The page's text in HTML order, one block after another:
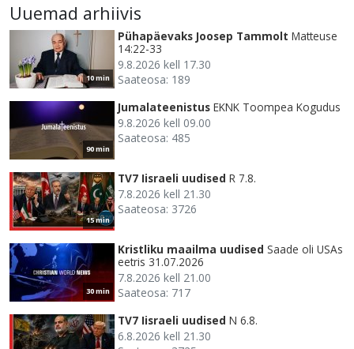
Uuemad arhiivis
10 min
Pühapäevaks Joosep Tammolt Matteuse
14:22-33
9.8.2026 kell 17.30
Saateosa: 189
90 min
Jumalateenistus EKNK Toompea Kogudus
9.8.2026 kell 09.00
Saateosa: 485
15 min
TV7 Iisraeli uudised R 7.8.
7.8.2026 kell 21.30
Saateosa: 3726
30 min
Kristliku maailma uudised Saade oli USAs
eetris 31.07.2026
7.8.2026 kell 21.00
Saateosa: 717
TV7 Iisraeli uudised N 6.8.
6.8.2026 kell 21.30